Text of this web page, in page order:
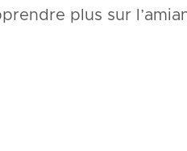
plus sur